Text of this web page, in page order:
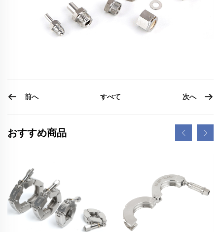
前へ すべて 次へ
おすすめ商品